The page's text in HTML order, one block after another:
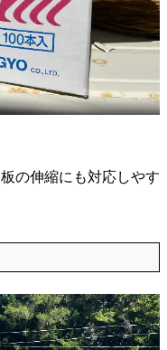
の伸縮にも対応しやす